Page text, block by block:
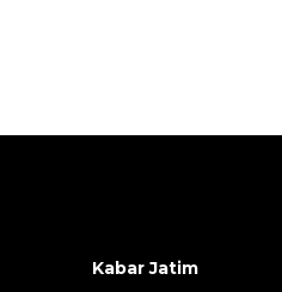
Kabar Jatim